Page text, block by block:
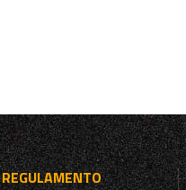
REGULAMENTO